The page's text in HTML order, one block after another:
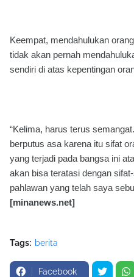
Keempat, mendahulukan
tidak akan pernah
sendiri di atas kepentingan
“Kelima, harus terus
berputus asa karena itu sifat
yang terjadi pada bangsa ini
akan bisa teratasi dengan
pahlawan yang telah saya
[minanews.net]
Tags: berita
Facebook